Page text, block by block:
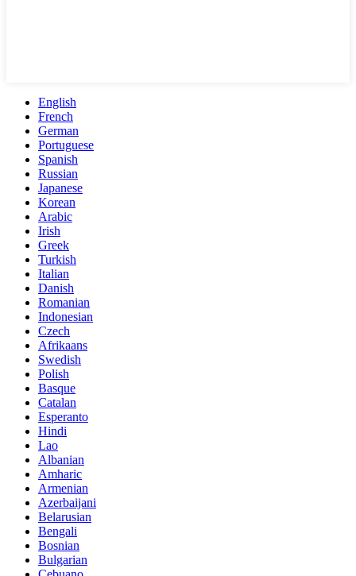
English
French
German
Portuguese
Spanish
Russian
Japanese
Korean
Arabic
Irish
Greek
Turkish
Italian
Danish
Romanian
Indonesian
Czech
Afrikaans
Swedish
Polish
Basque
Catalan
Esperanto
Hindi
Lao
Albanian
Amharic
Armenian
Azerbaijani
Belarusian
Bengali
Bosnian
Bulgarian